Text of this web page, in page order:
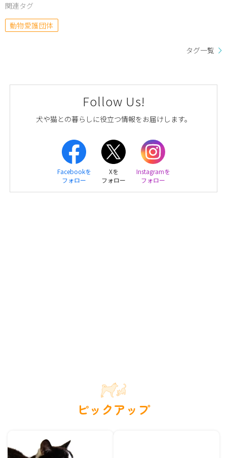
関連タグ
動物愛護団体
タグ一覧
Follow Us!
犬や猫との暮らしに役立つ情報をお届けします。
Facebookを
フォロー
Xを
フォロー
Instagramを
フォロー
ピックアップ